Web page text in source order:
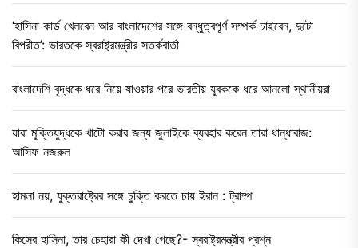
‘হাসিনা কার্ড খেলবেন আর বাংলাদেশের সঙ্গে বন্ধুত্বপূর্ণ সম্পর্ক চাইবেন, দুটো
বিপরীত’: ভারতকে স্বরাষ্ট্রমন্ত্রীর সতর্কবার্তা
বাংলাদেশি বৃদ্ধকে ধরে নিয়ে যাওয়ার পরে ভারতীয় যুবককে ধরে আনলো স্থানীয়রা
যারা মুক্তিযুদ্ধকে খাটো করার জন্য জুলাইকে ব্যবহার করেন তারা ধান্ধাবাজ:
আসিফ নজরুল
হামলা নয়, যুক্তরাষ্ট্রের সঙ্গে চুক্তি করতে চায় ইরান : ট্রাম্প
কিসের হাসিনা, তার চেহারা কী দেখা গেছে?- স্বরাষ্ট্রমন্ত্রীর প্রশ্ন